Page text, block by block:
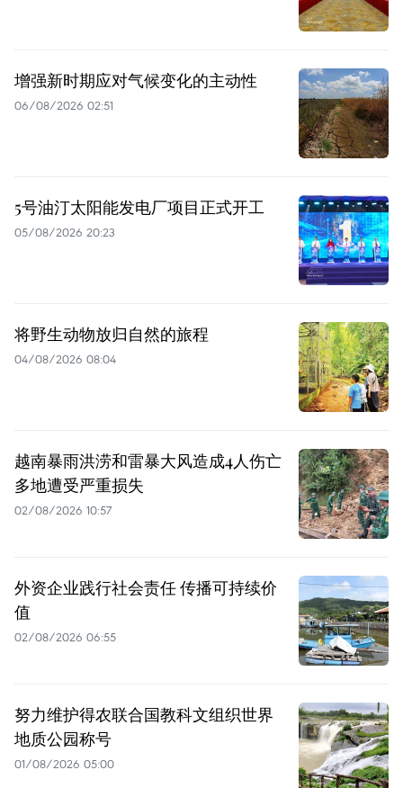
增强新时期应对气候变化的主动性
06/08/2026 02:51
5号油汀太阳能发电厂项目正式开工
05/08/2026 20:23
将野生动物放归自然的旅程
04/08/2026 08:04
越南暴雨洪涝和雷暴大风造成4人伤亡
多地遭受严重损失
02/08/2026 10:57
外资企业践行社会责任 传播可持续价
值
02/08/2026 06:55
努力维护得农联合国教科文组织世界
地质公园称号
01/08/2026 05:00